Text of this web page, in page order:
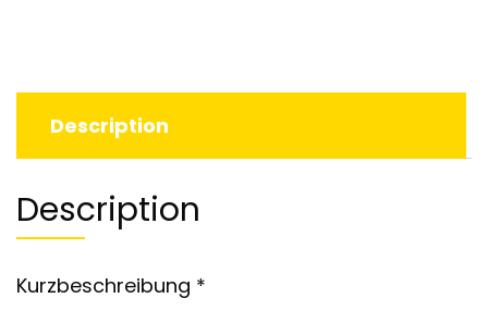
Description
Description
Kurzbeschreibung *